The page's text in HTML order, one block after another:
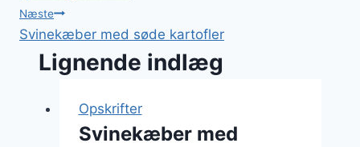
Næste
Svinekæber med søde kartofler
Lignende indlæg
Opskrifter
Svinekæber med